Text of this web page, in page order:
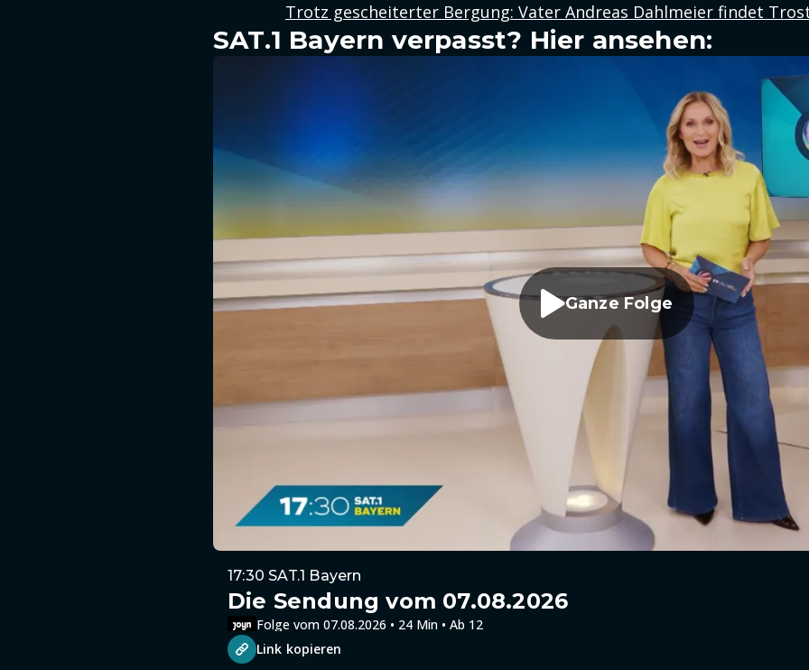
Trotz gescheiterter Bergung: Vater Andreas Dahlmeier findet
SAT.1 Bayern verpasst? Hier ansehen:
Ganze Folge
17:30 SAT.1 Bayern
Die Sendung vom 07.08.2026
Folge vom 07.08.2026 • 24 Min • Ab 12
Link kopieren